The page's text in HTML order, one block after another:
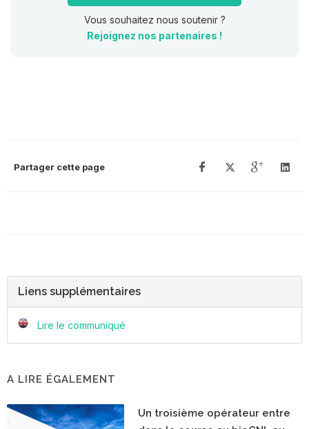
Vous souhaitez nous soutenir ?
Rejoignez nos partenaires !
Partager cette page
Liens supplémentaires
Lire le communiqué
A LIRE ÉGALEMENT
Un troisième opérateur entre